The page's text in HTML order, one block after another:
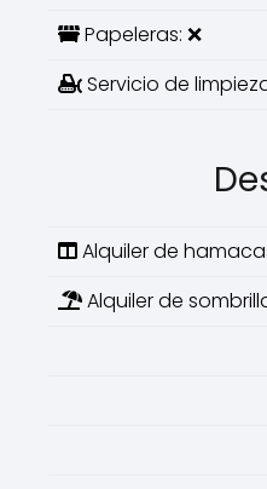
Papeleras: ❌
Servicio de
Alquiler de
Alquiler de